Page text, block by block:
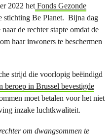
2022 hetFonds Gezonde
stichting Be Planet. Bijna dag
de rechter stapte omdat de
haar inwoners te beschermen
strijd die voorlopig beëindigd
beroep in Brussel bevestigde
moet betalen voor het niet
inzake luchtkwaliteit.
om dwangsommen te